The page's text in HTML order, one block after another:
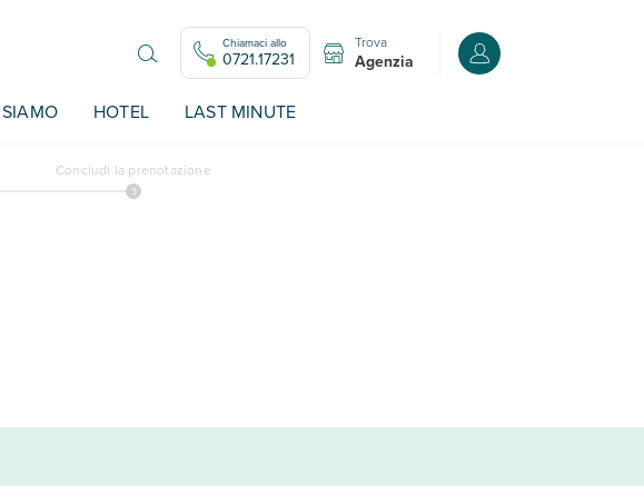
Chiamaci allo
0721.17231
Trova
Agenzia Accedi o registrati
HOTEL LAST MINUTE
Concludi la prenotazione